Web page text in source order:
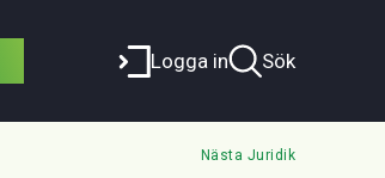
Logga in Sök
Nästa Juridik